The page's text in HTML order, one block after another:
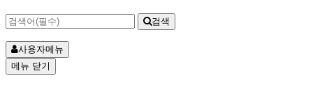
검색
사용자메뉴
메뉴 닫기